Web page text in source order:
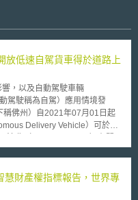
放低速自駕貨車得於道路上
，以及自動駕駛車輛
駕駛稱為自駕）應用情境發
稱佛州）自2021年07月01日起
Delivery Vehicle）可於其
車之定義，即配備毋須人類駕駛
中之低速車輛（Low-Speed
、尾燈、反光設備以及車輛識
慧財產權指標報告，世界專